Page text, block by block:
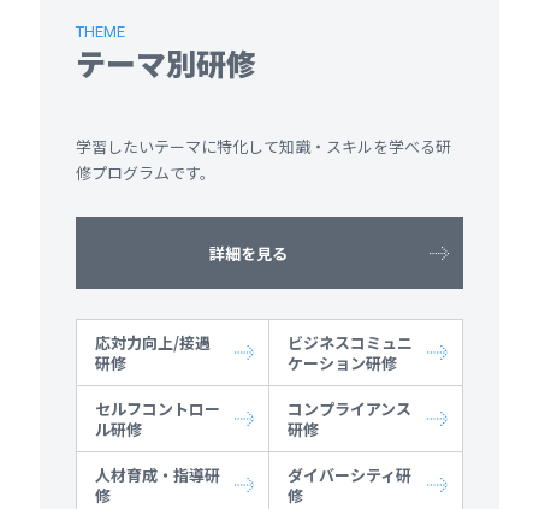
THEME
テーマ別研修
学習したいテーマに特化して知識・スキルを学べる研
修プログラムです。
詳細を見る
応対力向上/接遇
研修
ビジネスコミュニ
ケーション研修
セルフコントロー
ル研修
コンプライアンス
研修
人材育成・指導研
修
ダイバーシティ研
修